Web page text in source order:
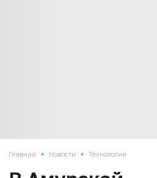
Главная • Новости • Технологии